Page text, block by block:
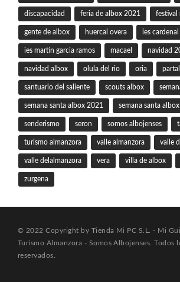
discapacidad feria de albox 2021 festival
gente de albox huercal overa ies
ies martin garcia ramos macael navidad
navidad albox olula del rio oria
santuario del saliente scouts albox
semana santa albox 2021 semana santa
senderismo seron somos albojenses
turismo almanzora valle almanzora valle
valle delalmanzora vera villa de albox
zurgena
© 2022 Copyright by Tienda Mi PC S.L. - Mi
Turismo Almanzora - Somos Albojenses. Todos
reservados.